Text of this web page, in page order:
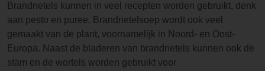
Brandnetels kunnen in veel recepten worden gebruikt, denk
aan pesto en puree. Brandnetelsoep wordt ook veel
gemaakt van de plant, voornamelijk in Noord- en Oost-
Europa. Naast de bladeren van brandnetels kunnen ook de
stam en de wortels worden gebruikt voor